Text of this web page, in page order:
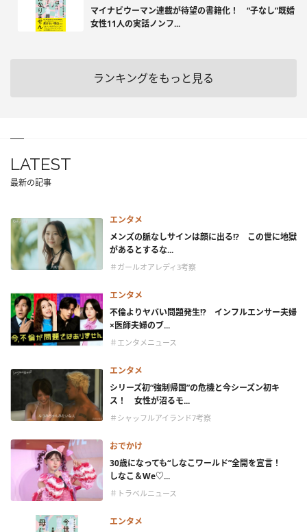
マイナビウーマン連載が待望の書籍化！ “子なし”既婚
女性11人の実話ノンフ...
ランキングをもっと見る
LATEST
最新の記事
エンタメ
メンズの脈なしサインは顔に出る!? この世に地獄
があるとするな...
＃ガールオアレディ3考察
エンタメ
不倫よりヤバい問題発生!? インフルエンサー夫婦
×医師夫婦のブ...
＃エンタメニュース
エンタメ
シリーズ初“強制帰国”の危機と今シーズン初キ
ス！ 女性が沼るモ...
＃シャッフルアイランド7考察
おでかけ
30歳になっても“しなこワールド”全開を宣言！
しなこ＆We♡...
＃トラベルニュース
エンタメ